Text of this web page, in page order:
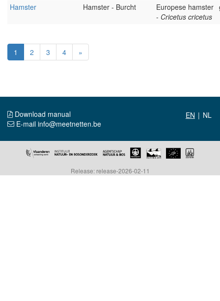
Hamster Hamster - Burcht
Europese hamster
- Cricetus cricetus
1 2 3 4 »
|
Download manual
E-mail info@meetnetten.be
Release: release-2026-02-11